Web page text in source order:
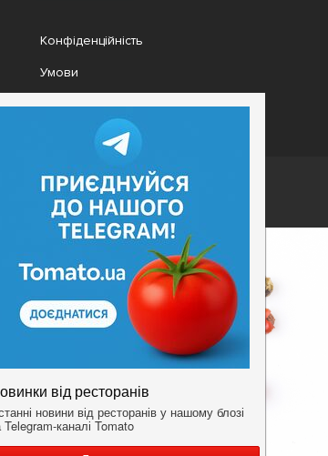
Конфіденційність
Умови